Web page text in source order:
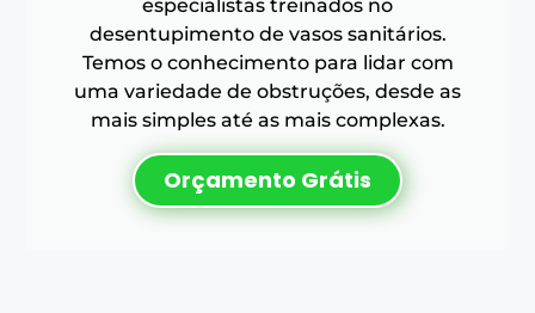
especialistas treinados no
desentupimento de vasos sanitários.
Temos o conhecimento para lidar com
uma variedade de obstruções, desde as
mais simples até as mais complexas.
Orçamento Grátis